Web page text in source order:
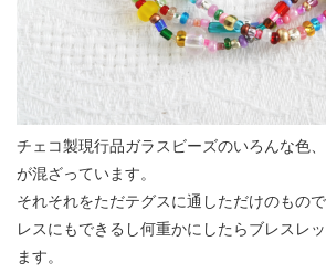
チェコ製現行品ガラスビーズのいろんな色
が混ざっています。
それそれをただテグスに通しただけのもの
レスにもできるし何重かにしたらブレスレ
ます。